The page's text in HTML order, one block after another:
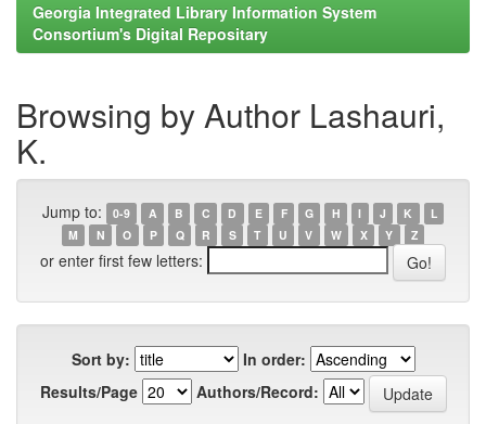
Georgia Integrated Library Information System
Consortium's Digital Repositary
Browsing by Author Lashauri,
K.
Jump to: 0-9 A B C D E F G H I J K
L
M
N O P Q R S T U V W X Y Z
or enter first few letters:
Sort by:
In order:
Results/Page
Authors/Record: